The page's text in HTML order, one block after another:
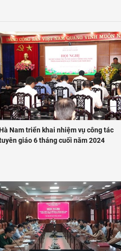
Nam triển khai nhiệm vụ công tác
giáo 6 tháng cuối năm 2024